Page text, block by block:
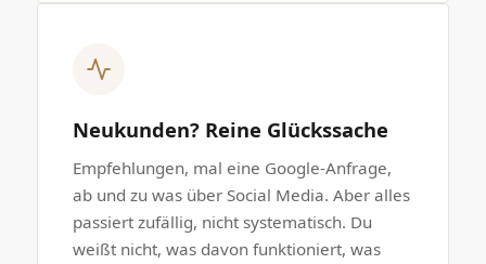
Neukunden? Reine Glückssache
Empfehlungen, mal eine Google-Anfrage,
ab und zu was über Social Media. Aber alles
passiert zufällig, nicht systematisch. Du
weißt nicht, was davon funktioniert, was